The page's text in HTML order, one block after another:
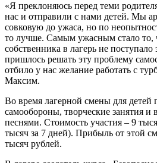
«Я преклоняюсь перед теми
нас и отправили с нами детей. Мы
совковую до ужаса, но по
то лучше. Самым ужасным стало то,
собственника в лагерь не
пришлось решать эту проблему
отбило у нас желание работать с
Максим.
Во время лагерной смены для детей
самообороны, творческие занятия и
песнями. Стоимость участия – 9
тысяч за 7 дней). Прибыль от этой
тысяч рублей.